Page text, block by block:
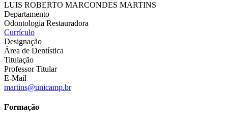
LUIS ROBERTO MARCONDES MARTINS
Departamento
Odontologia Restauradora
Currículo
Designação
Área de Dentística
Titulação
Professor Titular
E-Mail
martins@unicamp.br
Formação